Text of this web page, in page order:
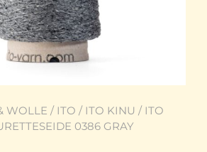
WOLLE / ITO / ITO KINU / ITO
0386 GRAY